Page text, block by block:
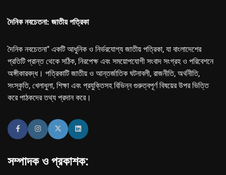
দৈনিক নবচেতনা: জাতীয় পত্রিকা
দৈনিক নবচেতনা" একটি আধুনিক ও নির্ভরযোগ্য জাতীয় পত্রিকা, যা বাংলাদেশের
প্রতিটি প্রান্ত থেকে সঠিক, নিরপেক্ষ এবং সময়োপযোগী সংবাদ সংগ্রহ ও পরিবেশনে
অঙ্গীকারবদ্ধ। পত্রিকাটি জাতীয় ও আন্তর্জাতিক ঘটনাবলী, রাজনীতি, অর্থনীতি,
সংস্কৃতি, খেলাধুলা, শিক্ষা এবং প্রযুক্তিসহ বিভিন্ন গুরুত্বপূর্ণ বিষয়ের উপর ভিত্তি
করে পাঠকদের তথ্য প্রদান করে।
সম্পাদক ও প্রকাশক: